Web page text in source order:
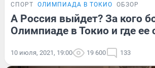
СПОРТ ОЛИМПИАДА В ТОКИО ОБЗОР
А Россия выйдет? За кого
Олимпиаде в Токио и где ее
10 июля, 2021, 19:00 19 600 133